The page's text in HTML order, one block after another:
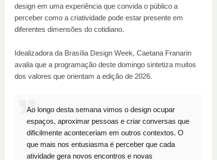
design em uma experiência que convida o público a
perceber como a criatividade pode estar presente em
diferentes dimensões do cotidiano.
Idealizadora da Brasília Design Week, Caetana Franarin
avalia que a programação deste domingo sintetiza muitos
dos valores que orientam a edição de 2026.
Ao longo desta semana vimos o design ocupar
espaços, aproximar pessoas e criar conversas que
dificilmente aconteceriam em outros contextos. O
que mais nos entusiasma é perceber que cada
atividade gera novos encontros e novas